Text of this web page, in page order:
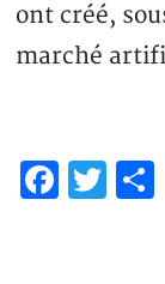
ont créé,
marché